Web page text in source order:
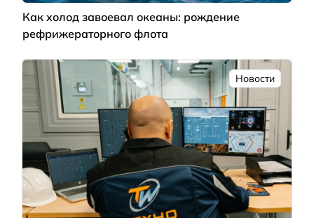
Как холод завоевал океаны: рождение
рефрижераторного флота
Новости